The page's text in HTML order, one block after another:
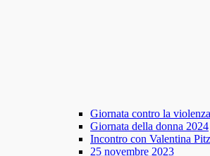
Giornata contro la
Giornata della donna 2024
Incontro con Valentina
25 novembre 2023